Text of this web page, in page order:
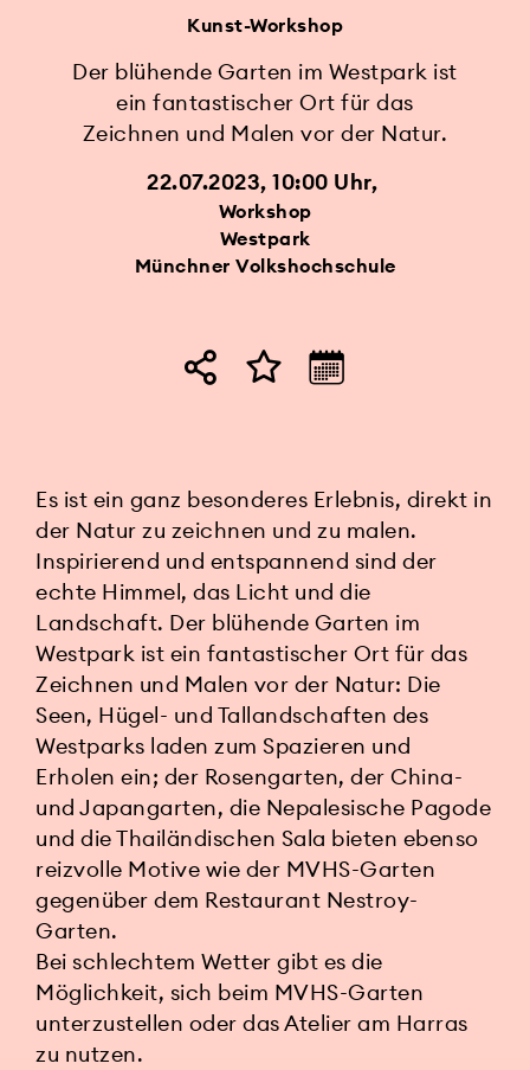
Kunst-Workshop
Der blühende Garten im Westpark ist
ein fantastischer Ort für das
Zeichnen und Malen vor der Natur.
22.07.2023, 10:00 Uhr
Workshop
Westpark
Münchner Volkshochschule
Es ist ein ganz besonderes Erlebnis, direkt in
der Natur zu zeichnen und zu malen.
Inspirierend und entspannend sind der
echte Himmel, das Licht und die
Landschaft. Der blühende Garten im
Westpark ist ein fantastischer Ort für das
Zeichnen und Malen vor der Natur: Die
Seen, Hügel- und Tallandschaften des
Westparks laden zum Spazieren und
Erholen ein; der Rosengarten, der China-
und Japangarten, die Nepalesische Pagode
und die Thailändischen Sala bieten ebenso
reizvolle Motive wie der MVHS-Garten
gegenüber dem Restaurant Nestroy-
Garten.
Bei schlechtem Wetter gibt es die
Möglichkeit, sich beim MVHS-Garten
unterzustellen oder das Atelier am Harras
zu nutzen.